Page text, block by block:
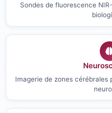
Sondes de fluorescence
Imagerie de zones cérébrales